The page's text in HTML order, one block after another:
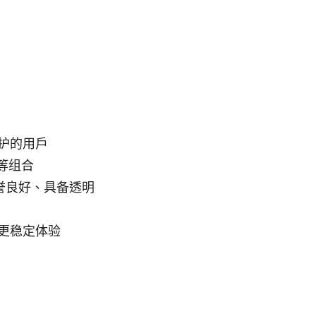
的用户
组合
良好、具备透明
稳定体验